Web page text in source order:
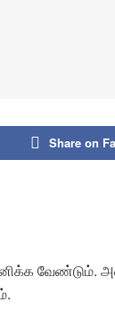
Share on
வேண்டும்.